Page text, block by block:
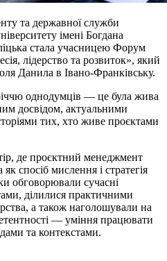
та державної служби
імені Богдана
стала учасницею Форум
лідерство та розвиток», який
Данила в Івано-Франківську.
однодумців — це була жива
досвідом, актуальними
тих, хто живе проєктами
де проєктний менеджмент
спосіб мислення і стратегія
обговорювали сучасні
ділилися практичними
а також наголошували на
— уміння працювати
та контекстами.